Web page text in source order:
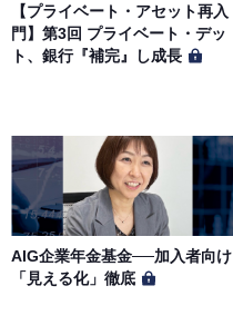
【プライベート・アセット再入
門】第3回 プライベート・デッ
ト、銀行『補完』し成長
AIG企業年金基金──加入者向け
「見える化」徹底